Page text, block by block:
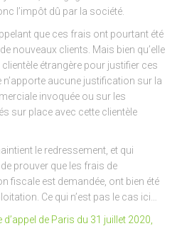
l’impôt dû par la société.
que ces frais ont pourtant été
nouveaux clients. Mais bien qu’elle
étrangère pour justifier ces
n’apporte aucune justification sur la
invoquée ou sur les
sur place avec cette clientèle
le redressement, et qui
prouver que les frais de
fiscale est demandée, ont bien été
Ce qui n’est pas le cas ici…
de Paris du 31 juillet 2020,